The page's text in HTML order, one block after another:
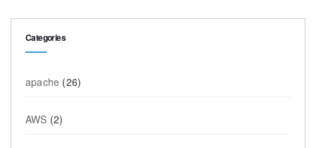
Categories
apache (26)
AWS (2)